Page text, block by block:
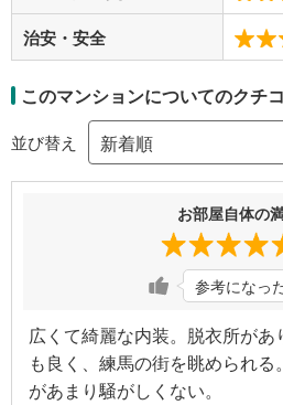
治安・安全
このマンションについてのクチ
並び替え
お部屋自体の
参考になっ
広くて綺麗な内装。脱衣所が
も良く、練馬の街を眺められ
があまり騒がしくない。